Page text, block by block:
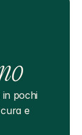
pochi
e